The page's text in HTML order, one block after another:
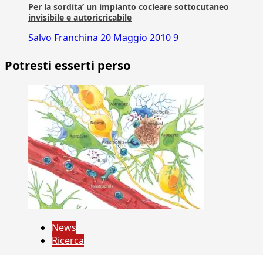
Per la sordita’ un impianto cocleare sottocutaneo
invisibile e autoricricabile
Salvo Franchina 20 Maggio 20109
Potresti esserti perso
News
Ricerca